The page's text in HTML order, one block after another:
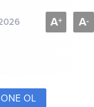
A+ A-
OL